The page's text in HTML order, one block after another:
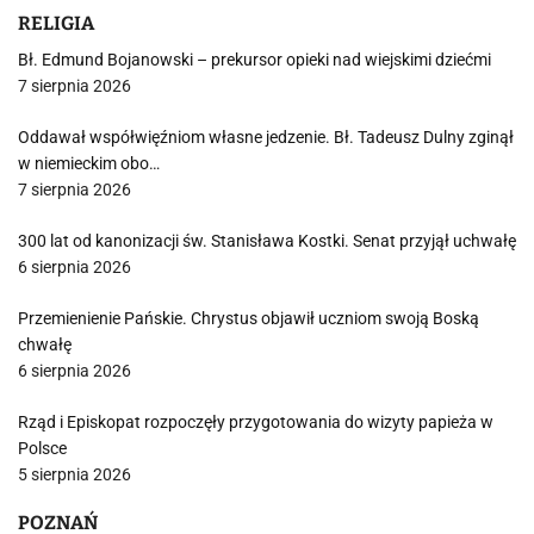
RELIGIA
Bł. Edmund Bojanowski – prekursor opieki nad wiejskimi dziećmi
7 sierpnia 2026
Oddawał współwięźniom własne jedzenie. Bł. Tadeusz Dulny zginął
w niemieckim obo…
7 sierpnia 2026
300 lat od kanonizacji św. Stanisława Kostki. Senat przyjął uchwałę
6 sierpnia 2026
Przemienienie Pańskie. Chrystus objawił uczniom swoją Boską
chwałę
6 sierpnia 2026
Rząd i Episkopat rozpoczęły przygotowania do wizyty papieża w
Polsce
5 sierpnia 2026
POZNAŃ